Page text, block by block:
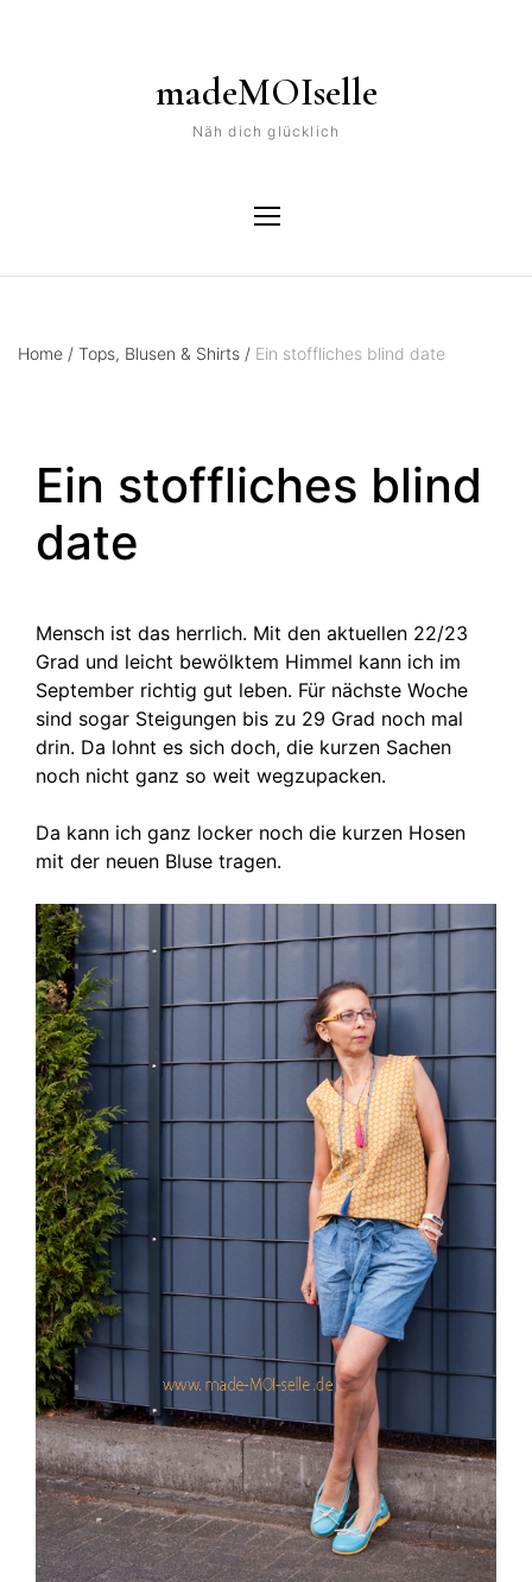
madeMOIselle
Näh dich glücklich
Home / Tops, Blusen & Shirts / Ein stoffliches blind date
Ein stoffliches blind
date
Mensch ist das herrlich. Mit den aktuellen 22/23
Grad und leicht bewölktem Himmel kann ich im
September richtig gut leben. Für nächste Woche
sind sogar Steigungen bis zu 29 Grad noch mal
drin. Da lohnt es sich doch, die kurzen Sachen
noch nicht ganz so weit wegzupacken.
Da kann ich ganz locker noch die kurzen Hosen
mit der neuen Bluse tragen.